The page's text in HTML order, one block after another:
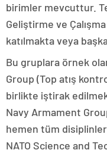
birimler mevcuttur.
Geliştirme ve
katılmakta veya
Bu gruplara örnek
Group (Top atış
birlikte iştirak
Navy Armament
hemen tüm
NATO Science and